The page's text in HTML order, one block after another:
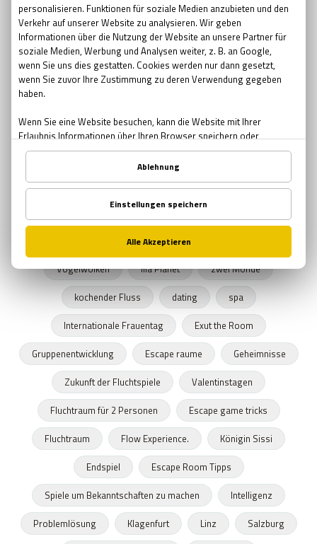
Pfingsten Bedeutung kreative Geschenke
kreative
Brauerei
Bier bar
sommernacht
Sonnenwende
Sehenswürdigkeiten in Wien
urbane Legenden Wiens
verlassene Orte
verlassene Orte Wien
Junggesellenabschied
Exit The Game
Freizeitprogramme
UNICEF
Schule in der Kiste
Zombies
Planet Erde
Vogelwolken
lila Planet
zwei Monde
kochender Fluss
dating
spa
Internationale Frauentag
Exut the Room
Gruppenentwicklung
Escape raume
Geheimnisse
Zukunft der Fluchtspiele
Valentinstagen
Fluchtraum für 2 Personen
Escape game tricks
Fluchtraum
Flow Experience.
Königin Sissi
Endspiel
Escape Room Tipps
Spiele um Bekanntschaften zu machen
Intelligenz
Problemlösung
Klagenfurt Linz
Salzburg